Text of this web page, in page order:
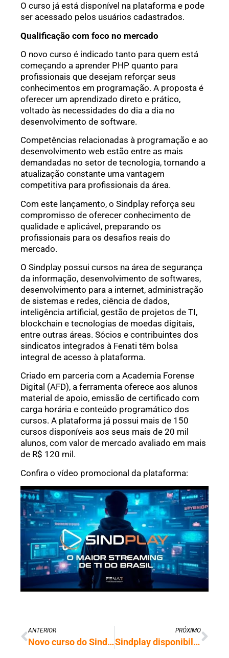
O curso já está disponível na plataforma e pode
ser acessado pelos usuários cadastrados.
Qualificação com foco no mercado
O novo curso é indicado tanto para quem está
começando a aprender PHP quanto para
profissionais que desejam reforçar seus
conhecimentos em programação. A proposta é
oferecer um aprendizado direto e prático,
voltado às necessidades do dia a dia no
desenvolvimento de software.
Competências relacionadas à programação e ao
desenvolvimento web estão entre as mais
demandadas no setor de tecnologia, tornando a
atualização constante uma vantagem
competitiva para profissionais da área.
Com este lançamento, o Sindplay reforça seu
compromisso de oferecer conhecimento de
qualidade e aplicável, preparando os
profissionais para os desafios reais do
mercado.
O Sindplay possui cursos na área de segurança
da informação, desenvolvimento de softwares,
desenvolvimento para a internet, administração
de sistemas e redes, ciência de dados,
inteligência artificial, gestão de projetos de TI,
blockchain e tecnologias de moedas digitais,
entre outras áreas. Sócios e contribuintes dos
sindicatos integrados à Fenati têm bolsa
integral de acesso à plataforma.
Criado em parceria com a Academia Forense
Digital (AFD), a ferramenta oferece aos alunos
material de apoio, emissão de certificado com
carga horária e conteúdo programático dos
cursos. A plataforma já possui mais de 150
cursos disponíveis aos seus mais de 20 mil
alunos, com valor de mercado avaliado em mais
de R$ 120 mil.
Confira o vídeo promocional da plataforma:
ANTERIOR
Novo curso do Sindplay ensina a criar funções em PHP
PRÓXIMO
Sindplay disponibiliza curso prático sobre funções de números, data e hora